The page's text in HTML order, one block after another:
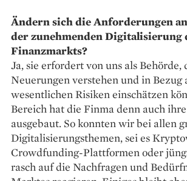
Ändern sich die Anforderungen
der zunehmenden Digitalisierung
Finanzmarkts?
Ja, sie erfordert von uns als
Neuerungen verstehen und in Bezug
wesentlichen Risiken einschätzen
Bereich hat die Finma denn auch
ausgebaut. So konnten wir bei allen
Digitalisierungsthemen, sei es
Crowdfunding-Plattformen oder
rasch auf die Nachfragen und